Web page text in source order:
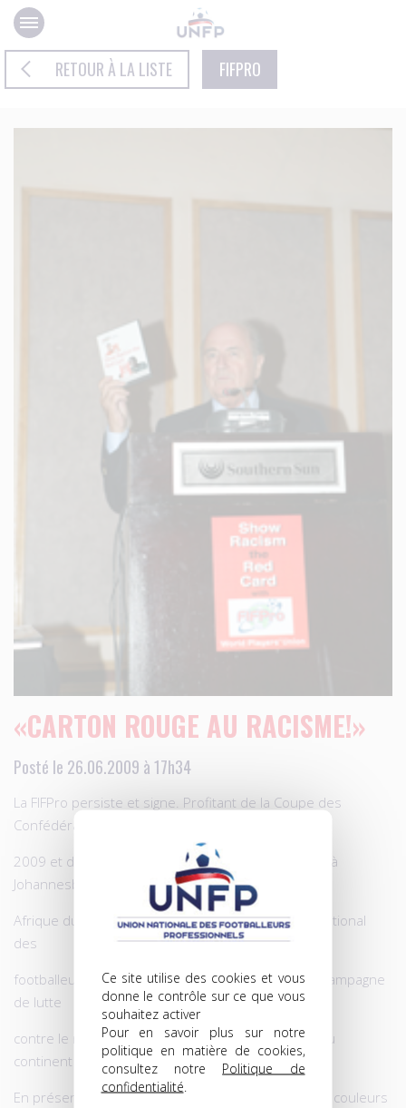
Panneau de gestion des cookies
Ce site utilise des cookies et vous
donne le contrôle sur ce que vous
souhaitez activer
Pour en savoir plus sur notre
politique en matière de cookies,
consultez notre Politique de
confidentialité
RETOUR À LA LISTE FIFPRO
«CARTON ROUGE AU RACISME!»
Posté le 26.06.2009 à 17h34
La FIFPro persiste et signe. Profitant de la Coupe des
Confédérations
2009 et du Congrès que sa Division Afrique a tenu à
Johannesbourg, en
Afrique du Sud, les 23 et 24 juin, le syndicat international
des
footballeurs professionnels a lancé une nouvelle campagne
de lutte
contre le racisme, spécialement destinée celle-là au
continent noir.
En présence de 70 jeunes sud-africains, parés aux couleurs